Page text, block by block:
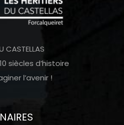
CASTELLAS
siècles d’histoire
l’avenir !